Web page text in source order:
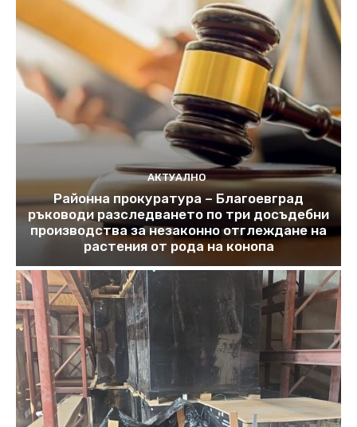
АКТУАЛНО
Районна прокуратура – Благоевград
ръководи разследването по три досъдебни
производства за незаконно отглеждане на
растения от рода на конопа